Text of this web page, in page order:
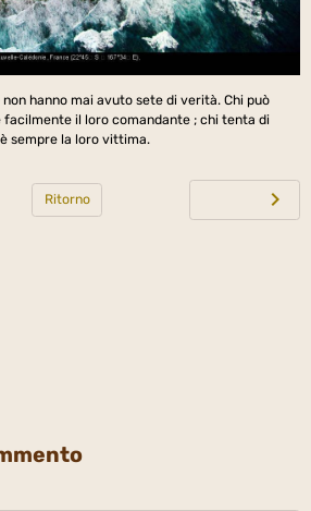
non hanno mai avuto sete di verità. Chi può
il loro comandante ; chi tenta di
sempre la loro vittima.
Ritorno